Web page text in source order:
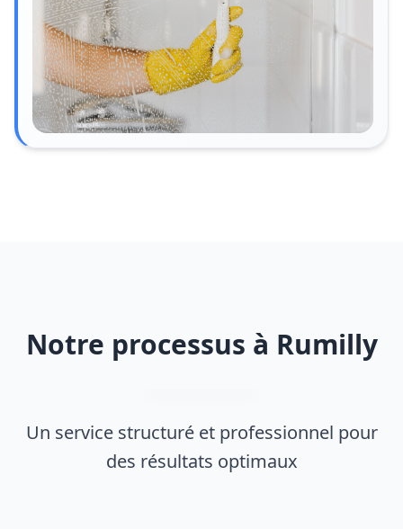
Notre processus à Rumilly
Un service structuré et professionnel pour
des résultats optimaux